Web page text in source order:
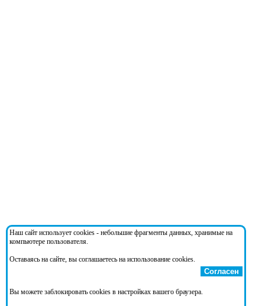
Наш сайт использует cookies - небольшие фрагменты данных, хранимые на
компьютере пользователя.
Оставаясь на сайте, вы соглашаетесь на использование cookies.
Согласен
Вы можете заблокировать cookies в настройках вашего браузера.